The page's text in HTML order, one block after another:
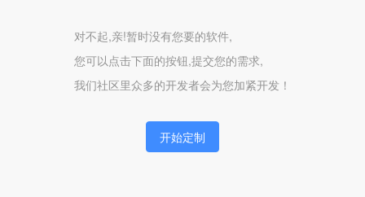
对不起,亲!暂时没有您要的软件,
您可以点击下面的按钮,提交您的需求,
我们社区里众多的开发者会为您加紧开发！
开始定制